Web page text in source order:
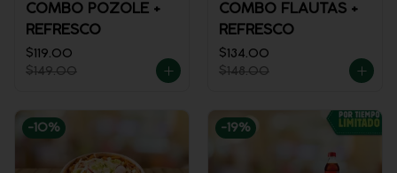
COMBO POZOLE +
REFRESCO
$119.00
$149.00
COMBO FLAUTAS +
REFRESCO
$134.00
$148.00
-10% -19%